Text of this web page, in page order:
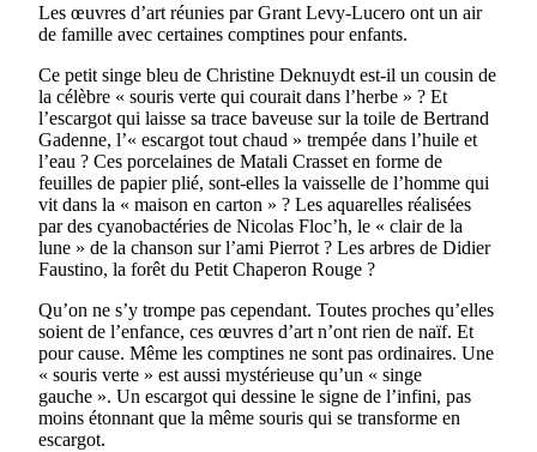
Les œuvres d’art réunies par Grant Levy-Lucero ont un air
de famille avec certaines comptines pour enfants.
Ce petit singe bleu de Christine Deknuydt est-il un cousin de
la célèbre « souris verte qui courait dans l’herbe » ? Et
l’escargot qui laisse sa trace baveuse sur la toile de Bertrand
Gadenne, l’« escargot tout chaud » trempée dans l’huile et
l’eau ? Ces porcelaines de Matali Crasset en forme de
feuilles de papier plié, sont-elles la vaisselle de l’homme qui
vit dans la « maison en carton » ? Les aquarelles réalisées
par des cyanobactéries de Nicolas Floc’h, le « clair de la
lune » de la chanson sur l’ami Pierrot ? Les arbres de Didier
Faustino, la forêt du Petit Chaperon Rouge ?
Qu’on ne s’y trompe pas cependant. Toutes proches qu’elles
soient de l’enfance, ces œuvres d’art n’ont rien de naïf. Et
pour cause. Même les comptines ne sont pas ordinaires. Une
« souris verte » est aussi mystérieuse qu’un « singe
gauche ». Un escargot qui dessine le signe de l’infini, pas
moins étonnant que la même souris qui se transforme en
escargot.